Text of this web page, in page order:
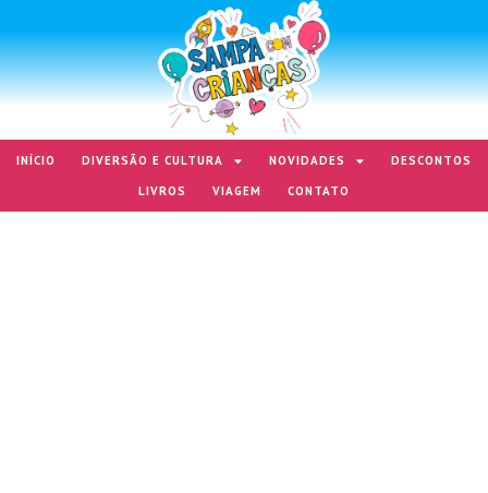
INÍCIO DIVERSÃO E CULTURA NOVIDADES
DESCONTOS
LIVROS
VIAGEM CONTATO